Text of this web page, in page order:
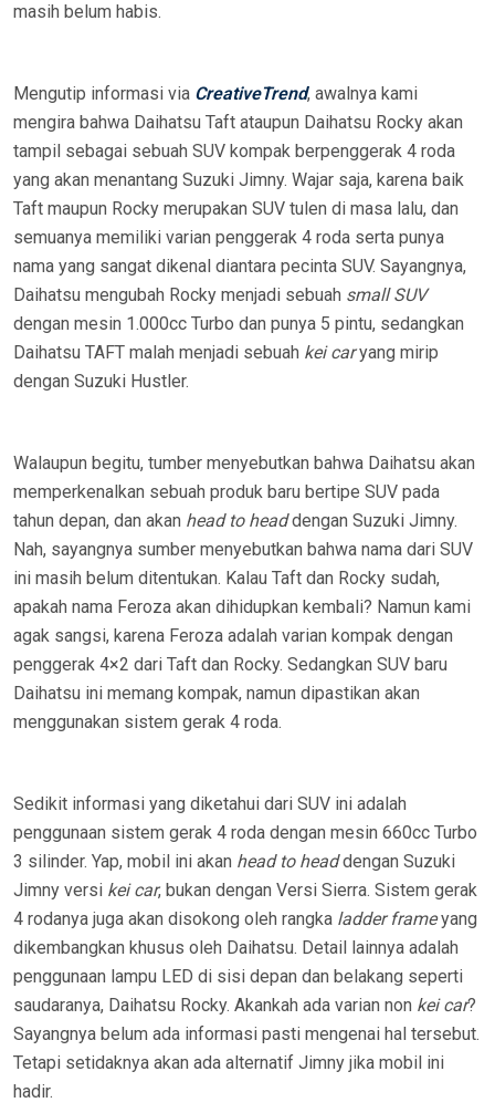
masih belum habis.
Mengutip informasi via CreativeTrend, awalnya kami
mengira bahwa Daihatsu Taft ataupun Daihatsu Rocky akan
tampil sebagai sebuah SUV kompak berpenggerak 4 roda
yang akan menantang Suzuki Jimny. Wajar saja, karena baik
Taft maupun Rocky merupakan SUV tulen di masa lalu, dan
semuanya memiliki varian penggerak 4 roda serta punya
nama yang sangat dikenal diantara pecinta SUV. Sayangnya,
Daihatsu mengubah Rocky menjadi sebuah small SUV
dengan mesin 1.000cc Turbo dan punya 5 pintu, sedangkan
Daihatsu TAFT malah menjadi sebuah kei caryang mirip
dengan Suzuki Hustler.
Walaupun begitu, tumber menyebutkan bahwa Daihatsu akan
memperkenalkan sebuah produk baru bertipe SUV pada
tahun depan, dan akan head to headdengan Suzuki Jimny.
Nah, sayangnya sumber menyebutkan bahwa nama dari SUV
ini masih belum ditentukan. Kalau Taft dan Rocky sudah,
apakah nama Feroza akan dihidupkan kembali? Namun kami
agak sangsi, karena Feroza adalah varian kompak dengan
penggerak 4×2 dari Taft dan Rocky. Sedangkan SUV baru
Daihatsu ini memang kompak, namun dipastikan akan
menggunakan sistem gerak 4 roda.
Sedikit informasi yang diketahui dari SUV ini adalah
penggunaan sistem gerak 4 roda dengan mesin 660cc Turbo
3 silinder. Yap, mobil ini akan head to headdengan Suzuki
Jimny versi kei car, bukan dengan Versi Sierra. Sistem gerak
4 rodanya juga akan disokong oleh rangka ladder frameyang
dikembangkan khusus oleh Daihatsu. Detail lainnya adalah
penggunaan lampu LED di sisi depan dan belakang seperti
saudaranya, Daihatsu Rocky. Akankah ada varian non kei car?
Sayangnya belum ada informasi pasti mengenai hal tersebut.
Tetapi setidaknya akan ada alternatif Jimny jika mobil ini
hadir.